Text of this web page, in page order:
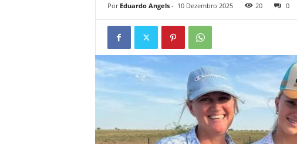
Por Eduardo Angels- 10 Dezembro 2025 20 0